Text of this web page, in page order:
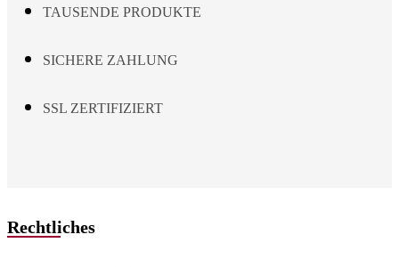
TAUSENDE PRODUKTE
SICHERE ZAHLUNG
SSL ZERTIFIZIERT
Rechtliches